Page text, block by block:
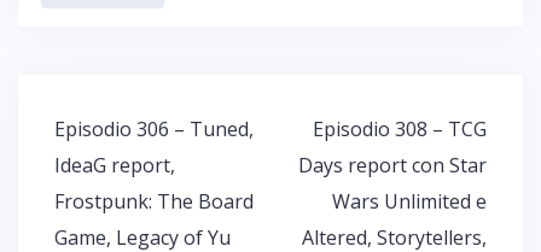
Navigazione
articoli
Episodio 306 – Tuned,
IdeaG report,
Frostpunk: The Board
Game, Legacy of Yu
Episodio 308 – TCG
Days report con Star
Wars Unlimited e
Altered, Storytellers,